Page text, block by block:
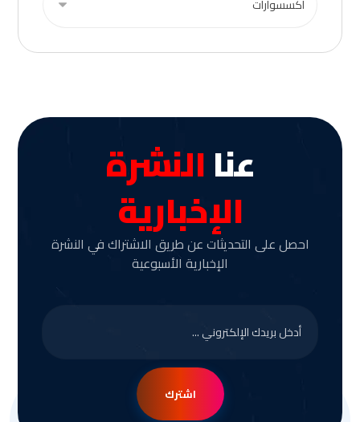
عناالنشرة
الإخبارية
احصل على التحديثات عن طريق الاشتراك في النشرة
الإخبارية الأسبوعية
اشترك